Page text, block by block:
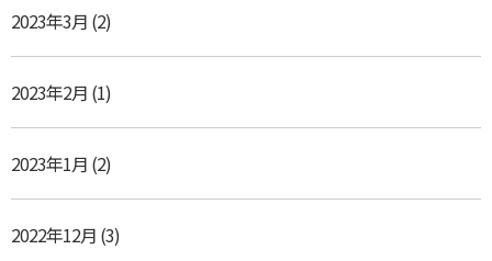
2023年3月 (2)
2023年2月 (1)
2023年1月 (2)
2022年12月 (3)